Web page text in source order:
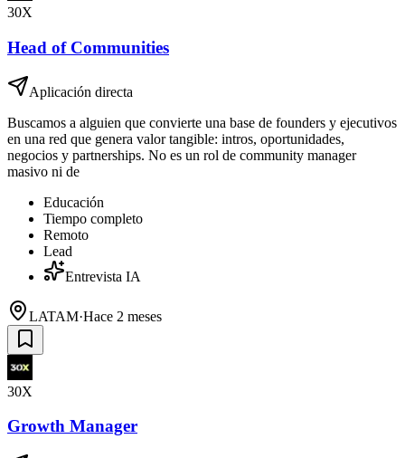
30X
Head of Communities
Aplicación directa
Buscamos a alguien que convierte una base de founders y ejecutivos
en una red que genera valor tangible: intros, oportunidades,
negocios y partnerships. No es un rol de community manager
masivo ni de
Educación
Tiempo completo
Remoto
Lead
Entrevista IA
LATAM·Hace 2 meses
30X
Growth Manager